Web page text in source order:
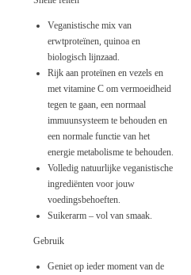
Veganistische mix van
erwtproteïnen, quinoa en
biologisch lijnzaad.
Rijk aan proteïnen en vezels en
met vitamine C om vermoeidheid
tegen te gaan, een normaal
immuunsysteem te behouden en
een normale functie van het
energie metabolisme te behouden.
Volledig natuurlijke veganistische
ingrediënten voor jouw
voedingsbehoeften.
Suikerarm – vol van smaak.
Gebruik
Geniet op ieder moment van de